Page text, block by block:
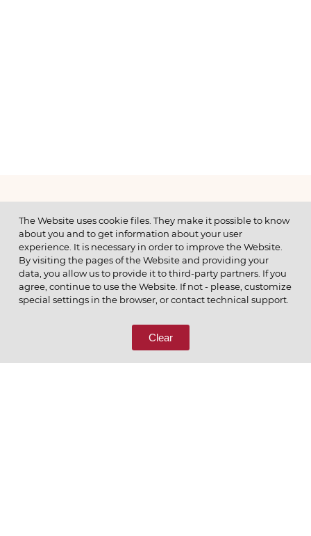
МЕНЮ
© 2026 ОАО
ПОЗВОНИТЕ НАМ
8 (800) 333-65-66
The Website uses cookie files. They make it possible to know
about you and to get information about your user
experience. It is necessary in order to improve the Website.
By visiting the pages of the Website and providing your
data, you allow us to provide it to third-party partners. If you
agree, continue to use the Website. If not - please, customize
special settings in the browser, or contact technical support.
Clear